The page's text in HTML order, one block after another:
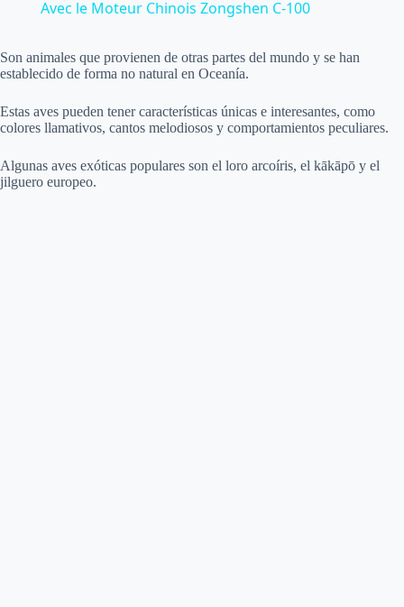
a
y
V
i
Avec le Moteur Chinois Zongshen C-100
Son animales que provienen de otras partes del mundo y se han
establecido de forma no natural en Oceanía.
Estas aves pueden tener características únicas e interesantes, como
colores llamativos, cantos melodiosos y comportamientos peculiares.
Algunas aves exóticas populares son el loro arcoíris, el kākāpō y el
jilguero europeo.